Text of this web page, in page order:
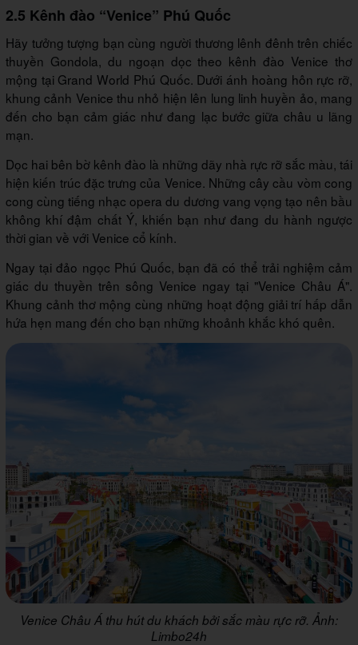
2.5 Kênh đào “Venice” Phú Quốc
Hãy tưởng tượng bạn cùng người thương lênh đênh trên chiếc
thuyền Gondola, du ngoạn dọc theo kênh đào Venice thơ
mộng tại Grand World Phú Quốc. Dưới ánh hoàng hôn rực rỡ,
khung cảnh Venice thu nhỏ hiện lên lung linh huyền ảo, mang
đến cho bạn cảm giác như đang lạc bước giữa châu u lãng
mạn.
Dọc hai bên bờ kênh đào là những dãy nhà rực rỡ sắc màu, tái
hiện kiến trúc đặc trưng của Venice. Những cây cầu vòm cong
cong cùng tiếng nhạc opera du dương vang vọng tạo nên bầu
không khí đậm chất Ý, khiến bạn như đang du hành ngược
thời gian về với Venice cổ kính.
Ngay tại đảo ngọc Phú Quốc, bạn đã có thể trải nghiệm cảm
giác du thuyền trên sông Venice ngay tại "Venice Châu Á".
Khung cảnh thơ mộng cùng những hoạt động giải trí hấp dẫn
hứa hẹn mang đến cho bạn những khoảnh khắc khó quên.
Venice Châu Á thu hút du khách bởi sắc màu rực rỡ. Ảnh:
Limbo24h